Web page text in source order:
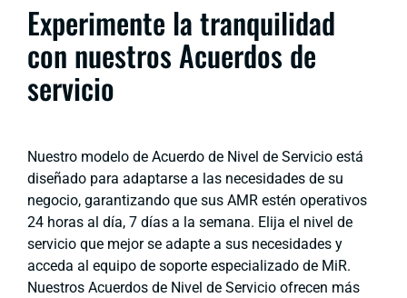
Experimente la tranquilidad
con nuestros Acuerdos de
servicio
Nuestro modelo de Acuerdo de Nivel de Servicio está
diseñado para adaptarse a las necesidades de su
negocio, garantizando que sus AMR estén operativos
24 horas al día, 7 días a la semana. Elija el nivel de
servicio que mejor se adapte a sus necesidades y
acceda al equipo de soporte especializado de MiR.
Nuestros Acuerdos de Nivel de Servicio ofrecen más